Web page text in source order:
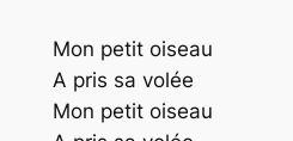
Mon petit oiseau
A pris sa volée
Mon petit oiseau